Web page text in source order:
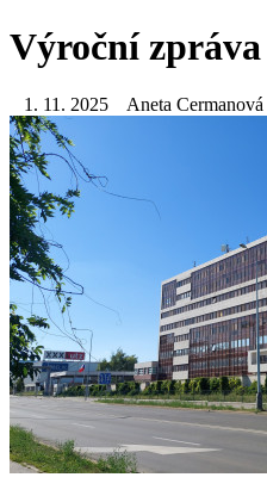
Výroční
1. 11. 2025 Aneta Cermanová